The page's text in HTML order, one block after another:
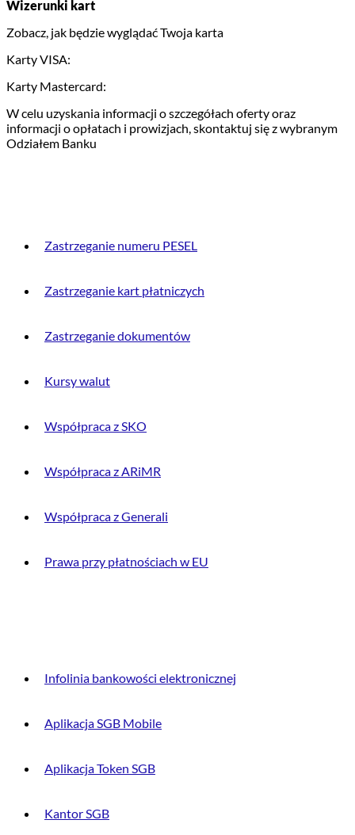
Wizerunki kart
Zobacz, jak będzie wyglądać Twoja karta
Karty VISA:
Karty Mastercard:
W celu uzyskania informacji o szczegółach oferty oraz
informacji o opłatach i prowizjach, skontaktuj się z wybranym
Odziałem Banku
Zastrzeganie numeru PESEL
Zastrzeganie kart płatniczych
Zastrzeganie dokumentów
Kursy walut
Współpraca z SKO
Współpraca z ARiMR
Współpraca z Generali
Prawa przy płatnościach w EU
Infolinia bankowości elektronicznej
Aplikacja SGB Mobile
Aplikacja Token SGB
Kantor SGB